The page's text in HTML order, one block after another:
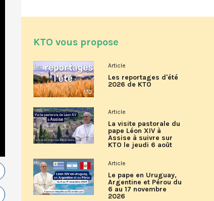
KTO vous propose
Article
Les reportages d'été
2026 de KTO
Article
La visite pastorale du
pape Léon XIV à
Assise à suivre sur
KTO le jeudi 6 août
Article
Le pape en Uruguay,
Argentine et Pérou du
6 au 17 novembre
2026